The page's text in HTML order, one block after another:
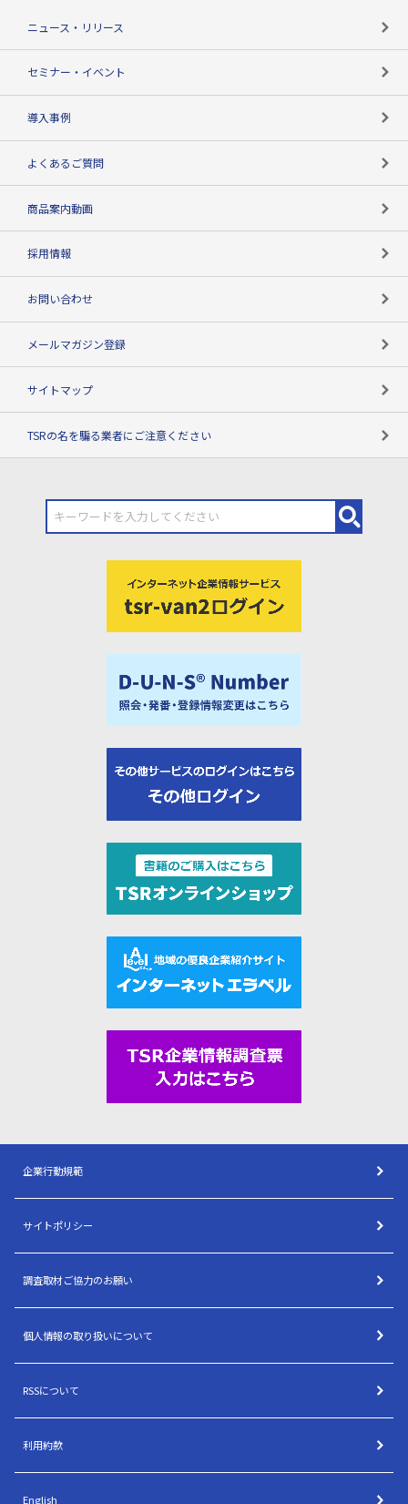
ニュース・リリース
セミナー・イベント
導入事例
よくあるご質問
商品案内動画
採用情報
お問い合わせ
メールマガジン登録
サイトマップ
TSRの名を騙る業者にご注意ください
企業行動規範
サイトポリシー
調査取材ご協力のお願い
個人情報の取り扱いについて
RSSについて
利用約款
English